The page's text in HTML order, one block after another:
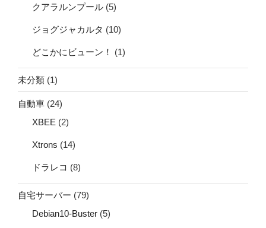
クアラルンプール (5)
ジョグジャカルタ (10)
どこかにビューン！ (1)
未分類 (1)
自動車 (24)
XBEE (2)
Xtrons (14)
ドラレコ (8)
自宅サーバー (79)
Debian10-Buster (5)